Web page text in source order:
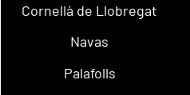
Cornellà de Llobregat
Navas
Palafolls